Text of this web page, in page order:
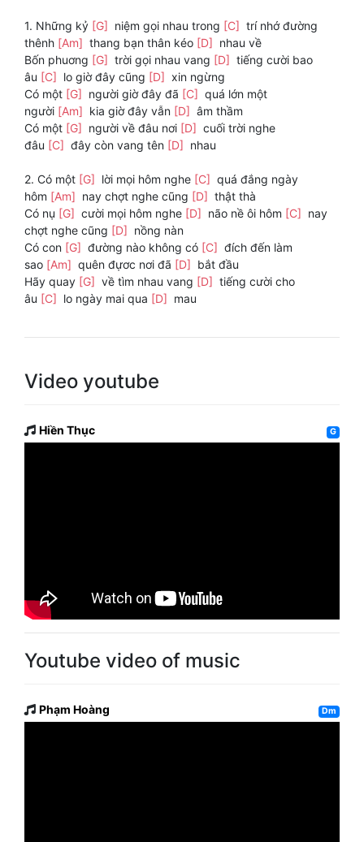
1. Những kỷ [G] niệm gọi nhau trong [C] trí nhớ đường
thênh [Am] thang bạn thân kéo [D] nhau về
Bốn phuơng [G] trời gọi nhau vang [D] tiếng cười bao
âu [C] lo giờ đây cũng [D] xin ngừng
Có một [G] người giờ đây đã [C] quá lớn một
người [Am] kia giờ đây vẫn [D] âm thầm
Có một [G] người về đâu nơi [D] cuối trời nghe
đâu [C] đây còn vang tên [D] nhau
2. Có một [G] lời mọi hôm nghe [C] quá đắng ngày
hôm [Am] nay chợt nghe cũng [D] thật thà
Có nụ [G] cười mọi hôm nghe [D] não nề ôi hôm [C] nay
chợt nghe cũng [D] nồng nàn
Có con [G] đường nào không có [C] đích đến làm
sao [Am] quên đựơc nơi đã [D] bắt đầu
Hãy quay [G] về tìm nhau vang [D] tiếng cười cho
âu [C] lo ngày mai qua [D] mau
Video youtube
Hiền Thục G
Youtube video of music
Phạm Hoàng Dm